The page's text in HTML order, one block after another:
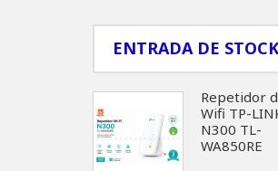
ENTRADA DE STOCK
Repetidor
Wifi TP-
N300 TL-
WA850RE